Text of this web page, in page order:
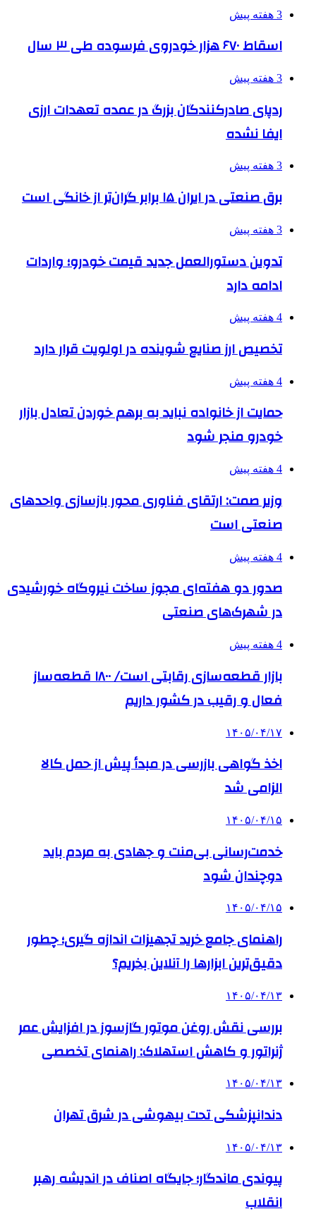
3 هفته پیش
اسقاط ۶۷۰ هزار خودروی فرسوده طی ۳ سال
3 هفته پیش
ردپای صادرکنندگان بزرگ در عمده تعهدات ارزی
ایفا نشده
3 هفته پیش
برق صنعتی در ایران ۱۵ برابر گران‌تر از خانگی است
3 هفته پیش
تدوین دستورالعمل جدید قیمت خودرو؛ واردات
ادامه دارد
4 هفته پیش
تخصیص ارز صنایع شوینده در اولویت قرار دارد
4 هفته پیش
حمایت از خانواده نباید به برهم خوردن تعادل بازار
خودرو منجر شود
4 هفته پیش
وزیر صمت: ارتقای فناوری محور بازسازی واحدهای
صنعتی است
4 هفته پیش
صدور دو هفته‌ای مجوز ساخت نیروگاه خورشیدی
در شهرک‌های صنعتی
4 هفته پیش
بازار قطعه‌سازی رقابتی است/ ۱۸۰۰ قطعه‌ساز
فعال و رقیب در کشور داریم
۱۴۰۵/۰۴/۱۷
اخذ گواهی بازرسی در مبدأ پیش از حمل کالا
الزامی شد
۱۴۰۵/۰۴/۱۵
خدمت‌رسانی بی‌منت و جهادی به مردم باید
دوچندان شود
۱۴۰۵/۰۴/۱۵
راهنمای جامع خرید تجهیزات اندازه گیری؛ چطور
دقیق‌ترین ابزارها را آنلاین بخریم؟
۱۴۰۵/۰۴/۱۳
بررسی نقش روغن موتور گازسوز در افزایش عمر
ژنراتور و کاهش استهلاک: راهنمای تخصصی
۱۴۰۵/۰۴/۱۳
دندانپزشکی تحت بیهوشی در شرق تهران
۱۴۰۵/۰۴/۱۳
پیوندی ماندگار؛ جایگاه اصناف در اندیشه رهبر
انقلاب